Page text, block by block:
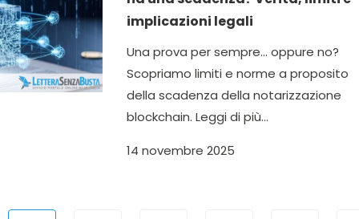
implicazioni legali
Una prova per sempre... oppure no?
Scopriamo limiti e norme a proposito
della scadenza della notarizzazione
blockchain. Leggi di più...
14 novembre 2025